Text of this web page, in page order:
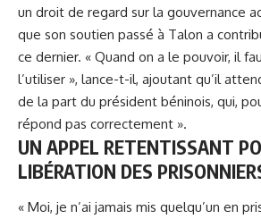
un droit de regard sur la gouvernance
que son soutien passé à Talon a
ce dernier. « Quand on a le pouvoir, il
l’utiliser », lance-t-il, ajoutant qu’il
de la part du président béninois, qui,
répond pas correctement ».
UN APPEL RETENTISSANT
LIBÉRATION DES
« Moi, je n’ai jamais mis quelqu’un en